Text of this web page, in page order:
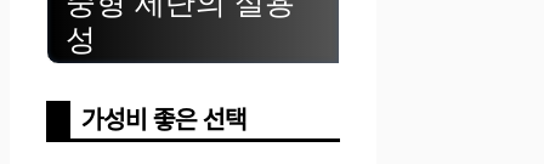
성
가성비 좋은 선택